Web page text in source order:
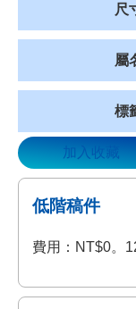
尺
屬
標
加入收藏
低階稿件
費用：NT$0。